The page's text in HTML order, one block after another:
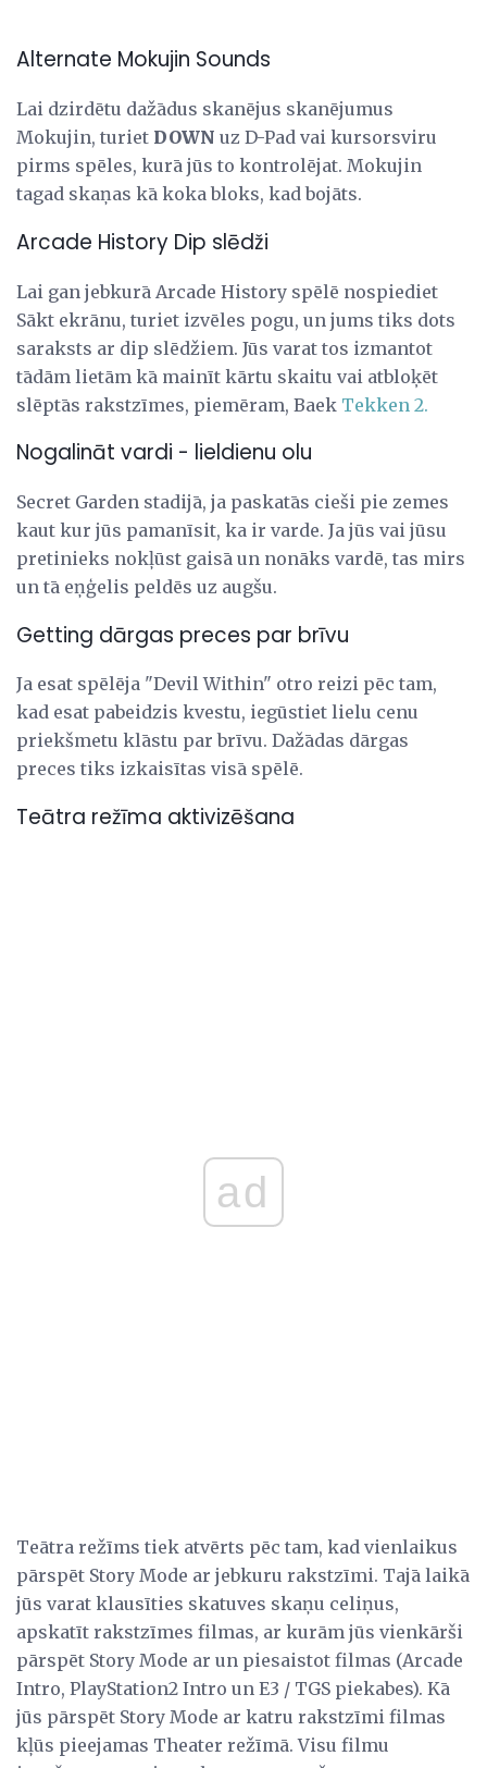
Alternate Mokujin Sounds
Lai dzirdētu dažādus skanējus skanējumus
Mokujin, turiet DOWN uz D-Pad vai kursorsviru
pirms spēles, kurā jūs to kontrolējat. Mokujin
tagad skaņas kā koka bloks, kad bojāts.
Arcade History Dip slēdži
Lai gan jebkurā Arcade History spēlē nospiediet
Sākt ekrānu, turiet izvēles pogu, un jums tiks dots
saraksts ar dip slēdžiem. Jūs varat tos izmantot
tādām lietām kā mainīt kārtu skaitu vai atbloķēt
slēptās rakstzīmes, piemēram, Baek Tekken 2.
Nogalināt vardi - lieldienu olu
Secret Garden stadijā, ja paskatās cieši pie zemes
kaut kur jūs pamanīsit, ka ir varde. Ja jūs vai jūsu
pretinieks nokļūst gaisā un nonāks vardē, tas mirs
un tā eņģelis peldēs uz augšu.
Getting dārgas preces par brīvu
Ja esat spēlēja "Devil Within" otro reizi pēc tam,
kad esat pabeidzis kvestu, iegūstiet lielu cenu
priekšmetu klāstu par brīvu. Dažādas dārgas
preces tiks izkaisītas visā spēlē.
Teātra režīma aktivizēšana
ad
Teātra režīms tiek atvērts pēc tam, kad vienlaikus
pārspēt Story Mode ar jebkuru rakstzīmi. Tajā laikā
jūs varat klausīties skatuves skaņu celiņus,
apskatīt rakstzīmes filmas, ar kurām jūs vienkārši
pārspēt Story Mode ar un piesaistot filmas (Arcade
Intro, PlayStation2 Intro un E3 / TGS piekabes). Kā
jūs pārspēt Story Mode ar katru rakstzīmi filmas
kļūs pieejamas Theater režīmā. Visu filmu